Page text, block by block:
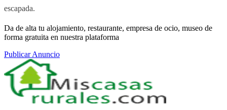
escapada.
Da de alta tu alojamiento, restaurante, empresa de ocio, museo de
forma gratuita en nuestra plataforma
Publicar Anuncio